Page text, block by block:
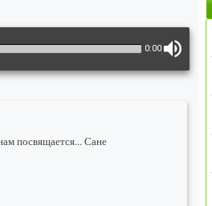
0:00
посвящается... Сане